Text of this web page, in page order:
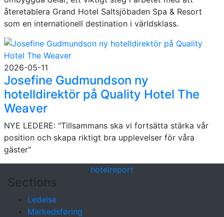
återetablera Grand Hotel Saltsjöbaden Spa & Resort
som en internationell destination i världsklass.
2026-05-11
Josefine Gudmundson ny
hotelldirektör på Quality Hotel The
Weaver
NYE LEDERE: "Tillsammans ska vi fortsätta stärka vår
position och skapa riktigt bra upplevelser för våra
gäster"
hotelreport
Sections
Ledelse
Markedsføring